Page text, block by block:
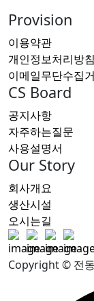
Provision
이용약관
개인정보처리방침
이메일무단수집
CS Board
공지사항
자주하는질문
사용설명서
Our Story
회사개요
생산시설
오시는길
Copyright © 전